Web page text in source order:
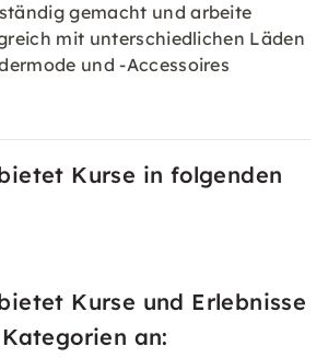
gemacht und arbeite
mit unterschiedlichen Läden
und -Accessoires
Kurse in folgenden
Kurse und Erlebnisse
an: